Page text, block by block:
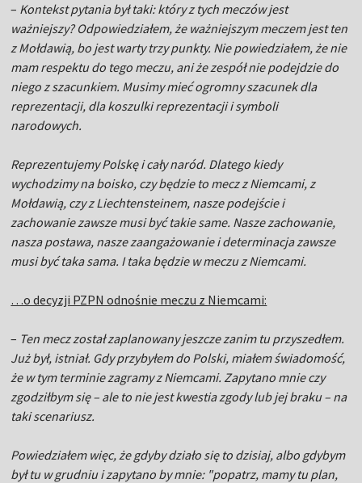
– Kontekst pytania był taki: który z tych meczów jest
ważniejszy? Odpowiedziałem, że ważniejszym meczem jest ten
z Mołdawią, bo jest warty trzy punkty. Nie powiedziałem, że nie
mam respektu do tego meczu, ani że zespół nie podejdzie do
niego z szacunkiem. Musimy mieć ogromny szacunek dla
reprezentacji, dla koszulki reprezentacji i symboli
narodowych.
Reprezentujemy Polskę i cały naród. Dlatego kiedy
wychodzimy na boisko, czy będzie to mecz z Niemcami, z
Mołdawią, czy z Liechtensteinem, nasze podejście i
zachowanie zawsze musi być takie same. Nasze zachowanie,
nasza postawa, nasze zaangażowanie i determinacja zawsze
musi być taka sama. I taka będzie w meczu z Niemcami.
…o decyzji PZPN odnośnie meczu z Niemcami:
– Ten mecz został zaplanowany jeszcze zanim tu przyszedłem.
Już był, istniał. Gdy przybyłem do Polski, miałem świadomość,
że w tym terminie zagramy z Niemcami. Zapytano mnie czy
zgodziłbym się – ale to nie jest kwestia zgody lub jej braku – na
taki scenariusz.
Powiedziałem więc, że gdyby działo się to dzisiaj, albo gdybym
był tu w grudniu i zapytano by mnie: "popatrz, mamy tu plan,